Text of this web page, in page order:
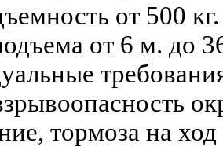
от 500
от 6 м. до
тормоза на ход